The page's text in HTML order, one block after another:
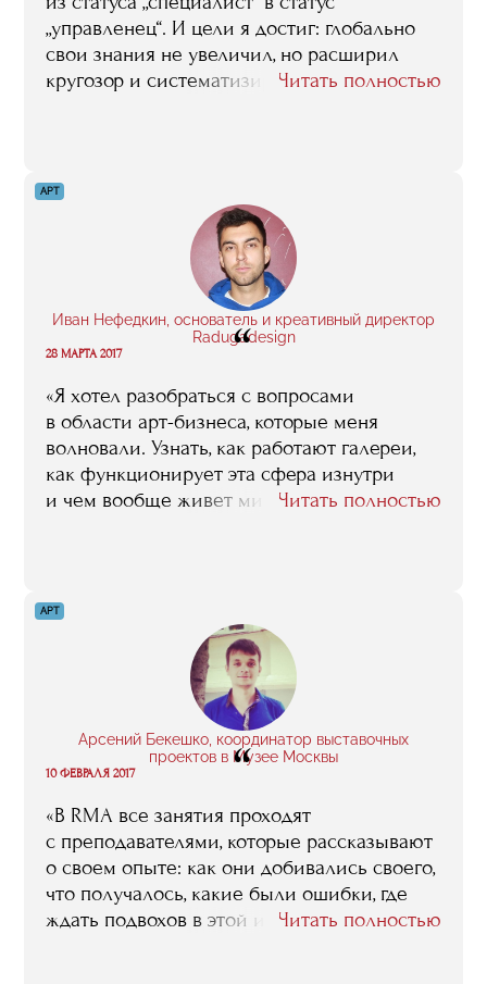
„управленец“. И цели я достиг: глобально
свои знания не увеличил, но расширил
кругозор и систематизировал знания. И,
У меня колоссальное количество
профессиональных связей, знакомых
и друзей благодаря RMA. Важно уметь
правильно подходить к обучению, потому
что в RMA многое дают, но этими
возможностями нужно уметь
воспользоваться. Здесь открывается много
но результат обучения всегда зависит
от тебя».
Читать полностью
АРТ
Иван Нефедкин, основатель и креативный директор
Radugadesign
“
28 МАРТА 2017
«Я хотел разобраться с вопросами
в области арт-бизнеса, которые меня
волновали. Узнать, как работают галереи,
как функционирует эта сфера изнутри
и чем вообще живет мировой арт-рынок.
Я познакомился и пообщался на лекциях
с разными специалистами и экспертами
арт-рынка. Это действительно уникальная
возможность. И в целом, когда каждое
занятие нам предлагали разобрать новую
тему, это вдохновляло меня на новые
мысли и идеи».
Читать полностью
АРТ
Арсений Бекешко, координатор выставочных
проектов в Музее Москвы
“
10 ФЕВРАЛЯ 2017
«В RMA все занятия проходят
с преподавателями, которые рассказывают
о своем опыте: как они добивались своего,
что получалось, какие были ошибки, где
ждать подвохов в этой индустрии.Читать полностью